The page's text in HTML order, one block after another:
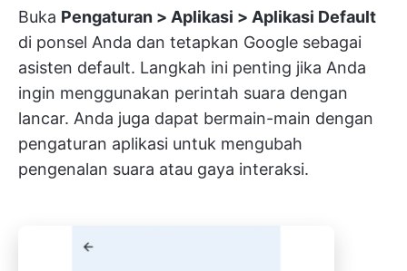
Buka Pengaturan > Aplikasi > Aplikasi Default
di ponsel Anda dan tetapkan Google sebagai
asisten default. Langkah ini penting jika Anda
ingin menggunakan perintah suara dengan
lancar. Anda juga dapat bermain-main dengan
pengaturan aplikasi untuk mengubah
pengenalan suara atau gaya interaksi.